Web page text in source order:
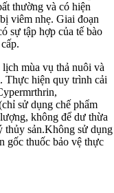
thường và có hiện
viêm nhẹ. Giai đoạn
sự tập hợp của tế bào
mùa vụ thả nuôi và
Thực hiện quy trình cải
sử dụng chế phẩm
không để dư thừa
thủy sản.Không sử dụng
gốc thuốc bảo vệ thực